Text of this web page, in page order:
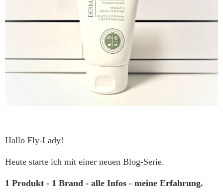
Hallo Fly-Lady!
Heute starte ich mit einer neuen Blog-Serie.
1 Produkt - 1 Brand - alle Infos - meine Erfahrung.